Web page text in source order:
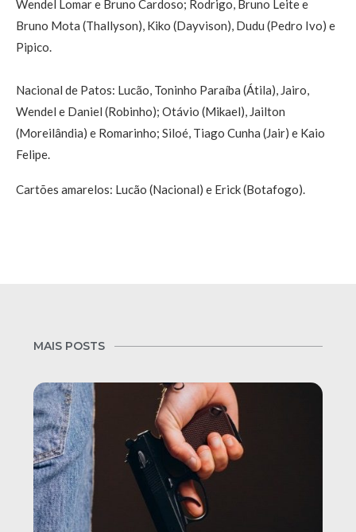
Wendel Lomar e Bruno Cardoso; Rodrigo, Bruno Leite e
Bruno Mota (Thallyson), Kiko (Dayvison), Dudu (Pedro Ivo) e
Pipico.
Nacional de Patos: Lucão, Toninho Paraíba (Átila), Jairo,
Wendel e Daniel (Robinho); Otávio (Mikael), Jailton
(Moreilândia) e Romarinho; Siloé, Tiago Cunha (Jair) e Kaio
Felipe.
Cartões amarelos: Lucão (Nacional) e Erick (Botafogo).
MAIS POSTS